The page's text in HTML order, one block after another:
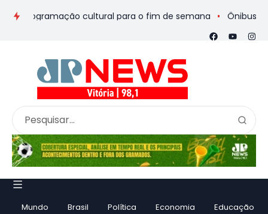
programação cultural para o fim de semana Ônibus de
Mundo Brasil Política Economia Educação